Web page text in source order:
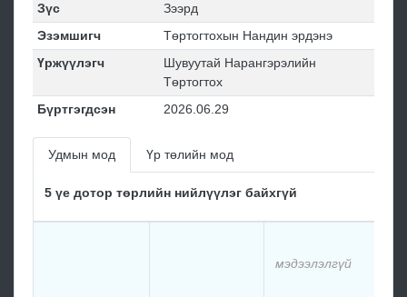
Зүс
Зээрд
Эзэмшигч
Төртогтохын Нандин эрдэнэ
Үржүүлэгч
Шувуутай Нарангэрэлийн
Төртогтох
Бүртгэгдсэн
2026.06.29
Удмын мод Үр төлийн мод
5 үе дотор төрлийн нийлүүлэг байхгүй
мэдээлэлгүй